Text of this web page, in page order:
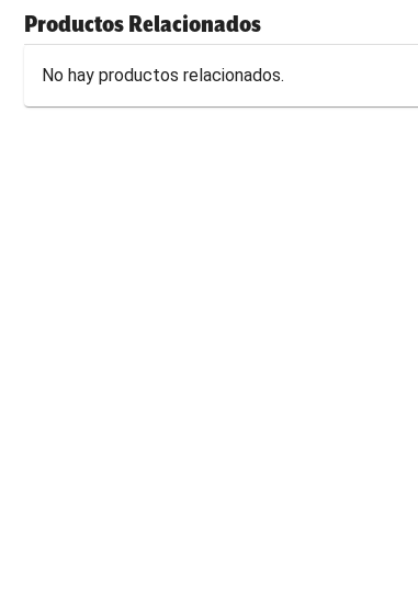
Productos Relacionados
No hay productos relacionados.